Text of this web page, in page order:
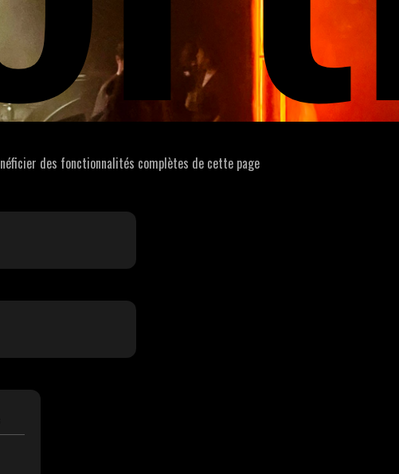
des fonctionnalités complètes de cette page